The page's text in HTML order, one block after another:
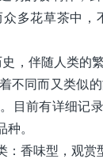
多花草茶中
，伴随人类的
不同而又类似
目前有详细记
。
香味型，观赏